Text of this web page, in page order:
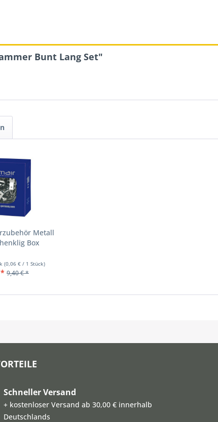
Bunt Lang Set"
Metall
Box
(0,06 € / 1 Stück)
9,40 € *
Schneller Versand
+ kostenloser Versand ab 30,00 € innerhalb
Deutschlands